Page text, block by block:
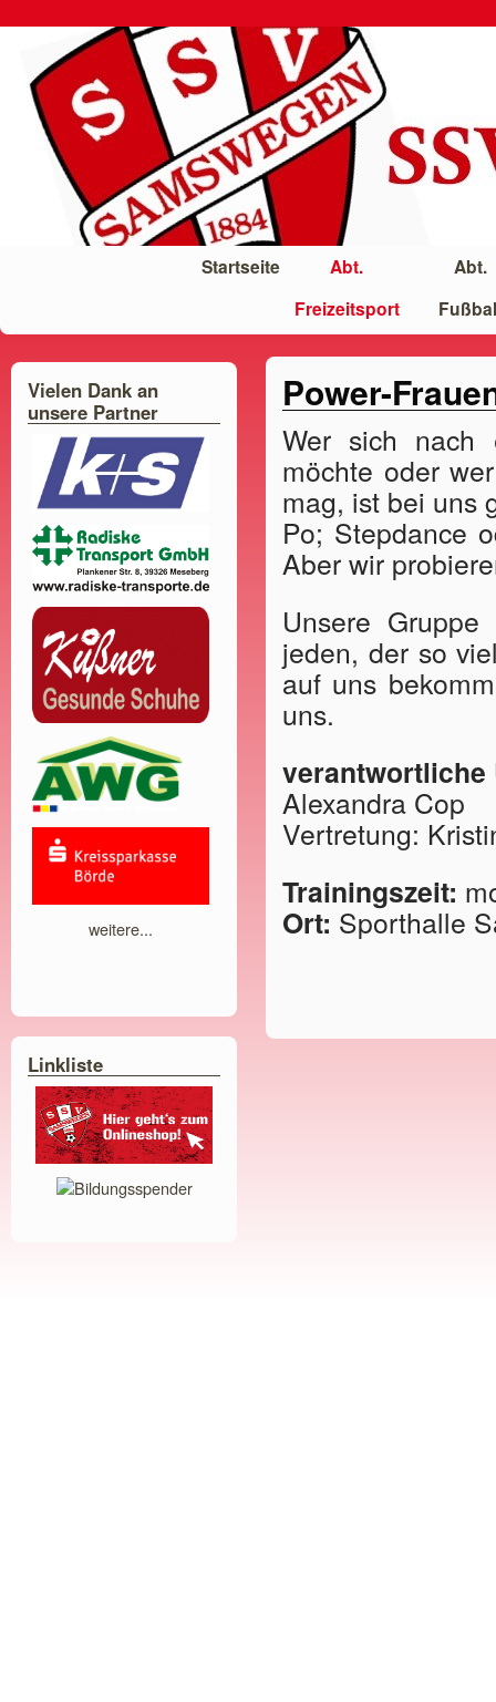
Startseite
Abt.
Freizeitsport
Abt.
Power-
Wer sich nach
möchte oder
mag, ist bei uns
Po; Stepdance
Aber wir
Unsere
jeden, der so
auf uns
uns.
verantwortliche
Alexandra Cop
Vertretung:
Trainingszeit:
Ort: Sporthalle
Vielen Dank an
unsere Partner
weitere...
Linkliste
Bildungsspender